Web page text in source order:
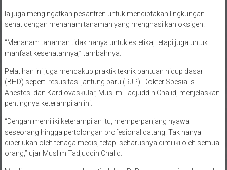
Ia juga mengingatkan pesantren untuk menciptakan lingkungan
sehat dengan menanam tanaman yang menghasilkan oksigen.
“Menanam tanaman tidak hanya untuk estetika, tetapi juga untuk
manfaat kesehatannya,” tambahnya.
Pelatihan ini juga mencakup praktik teknik bantuan hidup dasar
(BHD) seperti resusitasi jantung paru (RJP). Dokter Spesialis
Anestesi dan Kardiovaskular, Muslim Tadjuddin Chalid, menjelaskan
pentingnya keterampilan ini.
“Dengan memiliki keterampilan itu, memperpanjang nyawa
seseorang hingga pertolongan profesional datang. Tak hanya
diperlukan oleh tenaga medis, tetapi seharusnya dimiliki oleh semua
orang,” ujar Muslim Tadjuddin Chalid.